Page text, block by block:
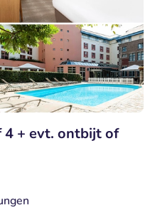
4 + evt. ontbijt of